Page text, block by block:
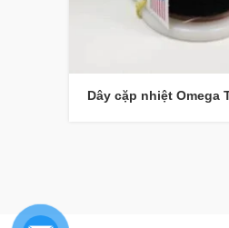
Dây cặp nhiệt Omega